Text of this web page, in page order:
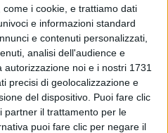
i cookie, e trattiamo dati
e informazioni standard
e contenuti personalizzati,
analisi dell'audience e
autorizzazione noi e i nostri 1731
precisi di geolocalizzazione e
del dispositivo. Puoi fare clic
partner il trattamento per le
puoi fare clic per negare il
'27